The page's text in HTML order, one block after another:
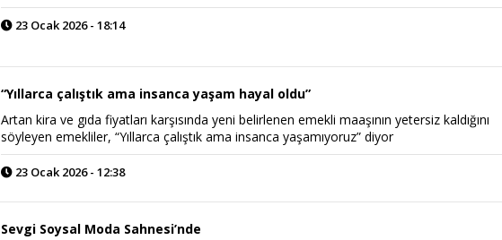
23 Ocak 2026 - 18:14
“Yıllarca çalıştık ama insanca yaşam hayal oldu”
Artan kira ve gıda fiyatları karşısında yeni belirlenen emekli maaşının yetersiz kaldığını
söyleyen emekliler, “Yıllarca çalıştık ama insanca yaşamıyoruz” diyor
23 Ocak 2026 - 12:38
Sevgi Soysal Moda Sahnesi’nde